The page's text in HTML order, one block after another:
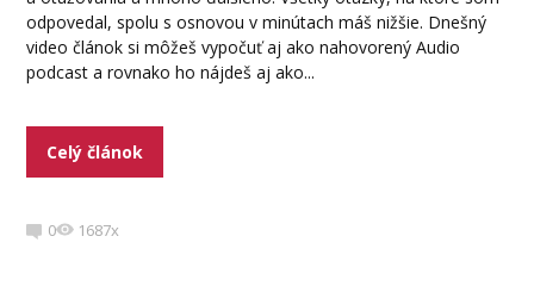
odpovedal, spolu s osnovou v minútach máš nižšie. Dnešný
video článok si môžeš vypočuť aj ako nahovorený Audio
podcast a rovnako ho nájdeš aj ako...
Celý článok
0 1687x